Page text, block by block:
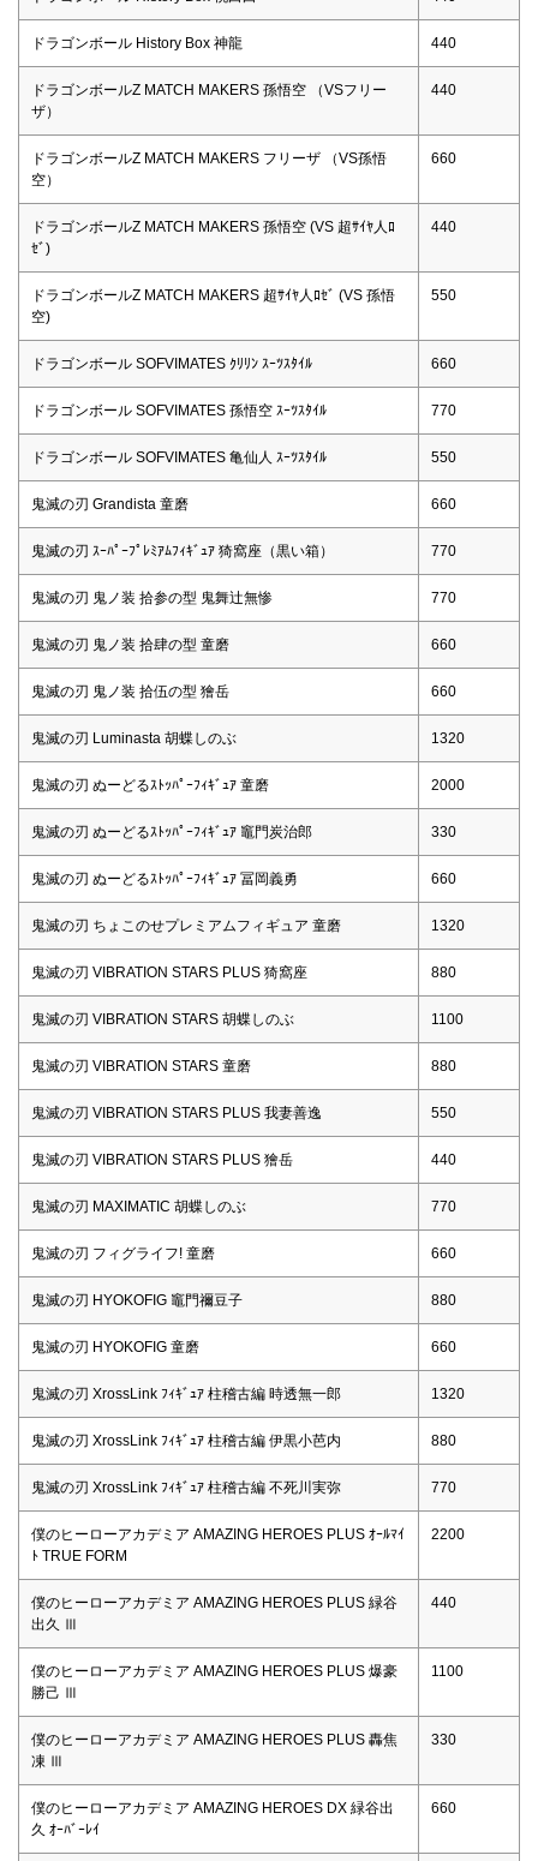
ドラゴンボール History Box 神龍 440
ドラゴンボールZ MATCH MAKERS 孫悟空 （VSフリー
ザ）
440
ドラゴンボールZ MATCH MAKERS フリーザ （VS孫悟
空）
660
ドラゴンボールZ MATCH MAKERS 孫悟空 (VS 超ｻｲﾔ人ﾛ
ｾﾞ)
440
ドラゴンボールZ MATCH MAKERS 超ｻｲﾔ人ﾛｾﾞ (VS 孫悟
空)
550
ドラゴンボール SOFVIMATES ｸﾘﾘﾝ ｽｰﾂｽﾀｲﾙ 660
ドラゴンボール SOFVIMATES 孫悟空 ｽｰﾂｽﾀｲﾙ 770
ドラゴンボール SOFVIMATES 亀仙人 ｽｰﾂｽﾀｲﾙ 550
鬼滅の刃 Grandista 童磨 660
鬼滅の刃 ｽｰﾊﾟｰﾌﾟﾚﾐｱﾑﾌｨｷﾞｭｱ 猗窩座（黒い箱） 770
鬼滅の刃 鬼ノ装 拾参の型 鬼舞辻無惨 770
鬼滅の刃 鬼ノ装 拾肆の型 童磨 660
鬼滅の刃 鬼ノ装 拾伍の型 獪岳 660
鬼滅の刃 Luminasta 胡蝶しのぶ 1320
鬼滅の刃 ぬーどるｽﾄｯﾊﾟｰﾌｨｷﾞｭｱ 童磨 2000
鬼滅の刃 ぬーどるｽﾄｯﾊﾟｰﾌｨｷﾞｭｱ 竈門炭治郎 330
鬼滅の刃 ぬーどるｽﾄｯﾊﾟｰﾌｨｷﾞｭｱ 冨岡義勇 660
鬼滅の刃 ちょこのせプレミアムフィギュア 童磨 1320
鬼滅の刃 VIBRATION STARS PLUS 猗窩座 880
鬼滅の刃 VIBRATION STARS 胡蝶しのぶ 1100
鬼滅の刃 VIBRATION STARS 童磨 880
鬼滅の刃 VIBRATION STARS PLUS 我妻善逸 550
鬼滅の刃 VIBRATION STARS PLUS 獪岳 440
鬼滅の刃 MAXIMATIC 胡蝶しのぶ 770
鬼滅の刃 フィグライフ! 童磨 660
鬼滅の刃 HYOKOFIG 竈門禰豆子 880
鬼滅の刃 HYOKOFIG 童磨 660
鬼滅の刃 XrossLink ﾌｨｷﾞｭｱ 柱稽古編 時透無一郎 1320
鬼滅の刃 XrossLink ﾌｨｷﾞｭｱ 柱稽古編 伊黒小芭内 880
鬼滅の刃 XrossLink ﾌｨｷﾞｭｱ 柱稽古編 不死川実弥 770
僕のヒーローアカデミア AMAZING HEROES PLUS ｵｰﾙﾏｲ
ﾄ TRUE FORM
2200
僕のヒーローアカデミア AMAZING HEROES PLUS 緑谷
出久 Ⅲ
440
僕のヒーローアカデミア AMAZING HEROES PLUS 爆豪
勝己 Ⅲ
1100
僕のヒーローアカデミア AMAZING HEROES PLUS 轟焦
凍 Ⅲ
330
僕のヒーローアカデミア AMAZING HEROES DX 緑谷出
久 ｵｰﾊﾞｰﾚｲ
660